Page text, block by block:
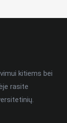
kitiems bei
rasite